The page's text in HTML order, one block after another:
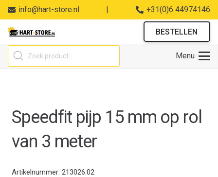
info@hart-store.nl | +31(0)6 44974146
BESTELLEN
Producten
zoeken
Menu
Speedfit pijp 15 mm op rol
van 3 meter
Artikelnummer: 213026.02